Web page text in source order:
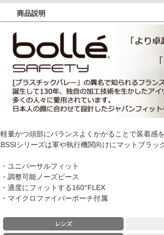
商品説明
軽量かつ頭部にバランスよくかかることで装着感
BSSIシリーズは軍や執行機関向けにマットブラッ
・ユニバーサルフィット
・調整可能ノーズピース
・適度にフィットする160°FLEX
・マイクロファイバーポーチ付属
レンズ